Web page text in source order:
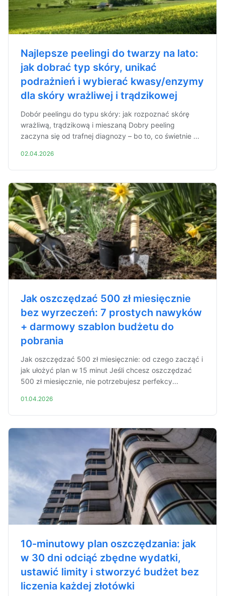
Najlepsze peelingi do twarzy na lato:
jak dobrać typ skóry, unikać
podrażnień i wybierać kwasy/enzymy
dla skóry wrażliwej i trądzikowej
Dobór peelingu do typu skóry: jak rozpoznać skórę
wrażliwą, trądzikową i mieszaną Dobry peeling
zaczyna się od trafnej diagnozy – bo to, co świetnie ...
02.04.2026
Jak oszczędzać 500 zł miesięcznie
bez wyrzeczeń: 7 prostych nawyków
+ darmowy szablon budżetu do
pobrania
Jak oszczędzać 500 zł miesięcznie: od czego zacząć i
jak ułożyć plan w 15 minut Jeśli chcesz oszczędzać
500 zł miesięcznie, nie potrzebujesz perfekcy...
01.04.2026
10-minutowy plan oszczędzania: jak
w 30 dni odciąć zbędne wydatki,
ustawić limity i stworzyć budżet bez
liczenia każdej złotówki